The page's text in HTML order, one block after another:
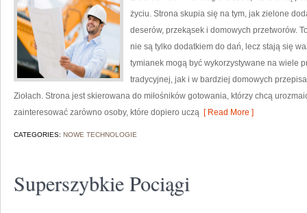
życiu. Strona skupia się na tym, jak zielone
deserów, przekąsek i domowych przetworów.
nie są tylko dodatkiem do dań, lecz stają się
tymianek mogą być wykorzystywane na wiele
tradycyjnej, jak i w bardziej domowych
Ziołach. Strona jest skierowana do miłośników gotowania, którzy chcą
zainteresować zarówno osoby, które dopiero uczą [ Read More ]
CATEGORIES: NOWE TECHNOLOGIE
Superszybkie Pociągi